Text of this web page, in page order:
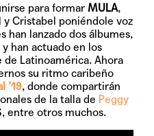
para formar MULA,
y Cristabel poniéndole voz
han lanzado dos álbumes,
han actuado en los
Latinoamérica. Ahora
su ritmo caribeño
’19, donde compartirán
de la talla de Peggy
entre otros muchos.